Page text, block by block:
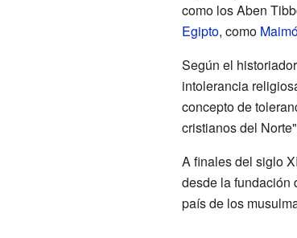
como los Aben
Egipto, como
Según el
intolerancia
concepto de
cristianos del
A finales del siglo
desde la fundación
país de los